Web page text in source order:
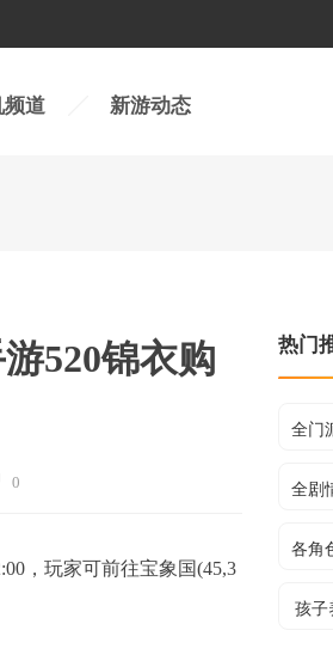
频道 新游动态
520锦衣购
0
，玩家可前往宝象国(45,3
热门
孩子